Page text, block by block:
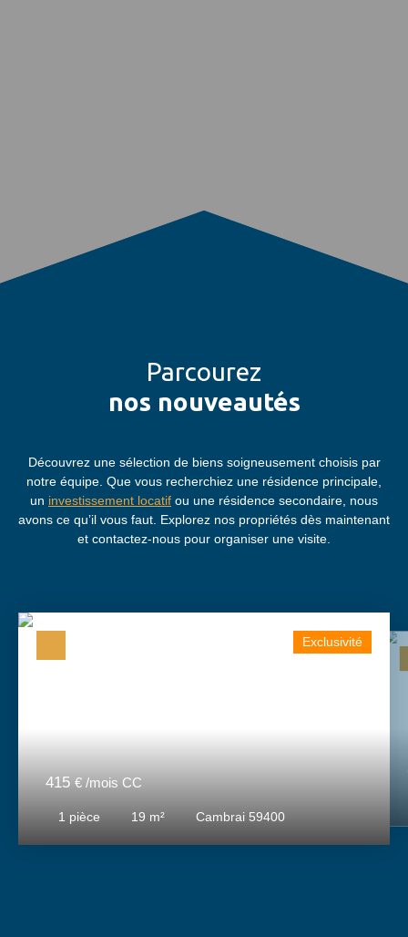
Parcourez
nos nouveautés
Découvrez une sélection de biens soigneusement choisis par
notre équipe. Que vous recherchiez une résidence principale,
un investissement locatif ou une résidence secondaire, nous
avons ce qu’il vous faut. Explorez nos propriétés dès maintenant
et contactez-nous pour organiser une visite.
415 € /mois CC
1 pièce 19 m² Cambrai 59400
Exclusivité